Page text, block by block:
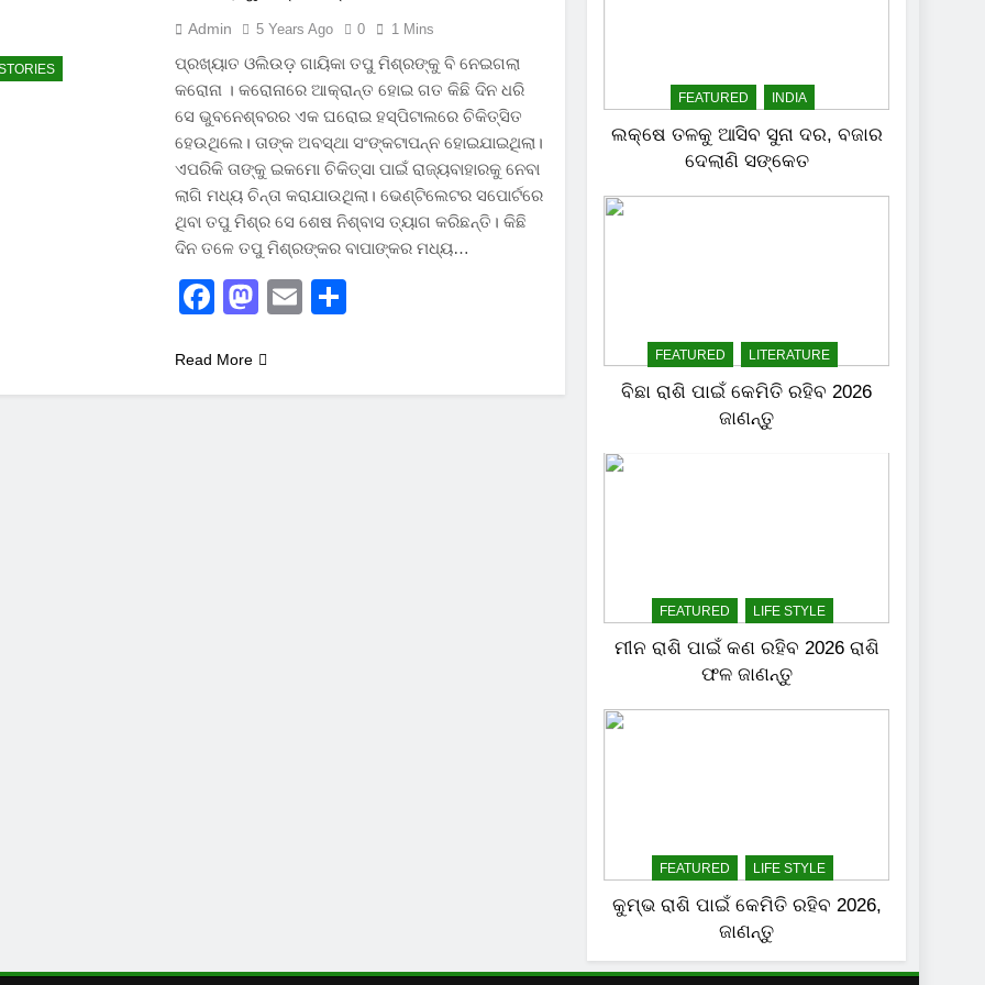
Admin 5 Years Ago 0 1 Mins
ପ୍ରଖ୍ୟାତ ଓଲିଉଡ଼ ଗାୟିକା ତପୁ ମିଶ୍ରଙ୍କୁ ବି ନେଇଗଲା
କରୋନା । କରୋନାରେ ଆକ୍ରାନ୍ତ ହୋଇ ଗତ କିଛି ଦିନ ଧରି
ସେ ଭୁବନେଶ୍ବରର ଏକ ଘରୋଇ ହସ୍ପିଟାଲରେ ଚିକିତ୍ସିତ
ହେଉଥିଲେ। ତାଙ୍କ ଅବସ୍ଥା ସଂଙ୍କଟାପନ୍ନ ହୋଇଯାଇଥିଲା।
ଏପରିକି ତାଙ୍କୁ ଇକମୋ ଚିକିତ୍ସା ପାଇଁ ରାଜ୍ୟବାହାରକୁ ନେବା
ଲାଗି ମଧ୍ୟ ଚିନ୍ତା କରାଯାଉଥିଲା। ଭେଣ୍ଟିଲେଟର ସପୋର୍ଟରେ
ଥିବା ତପୁ ମିଶ୍ର ସେ ଶେଷ ନିଶ୍ବାସ ତ୍ୟାଗ କରିଛନ୍ତି। କିଛି
ଦିନ ତଳେ ତପୁ ମିଶ୍ରଙ୍କର ବାପାଙ୍କର ମଧ୍ୟ…
Facebook
Mastodon
Email
Read More
FEATURED INDIA
ଲକ୍ଷେ ତଳକୁ ଆସିବ ସୁନା ଦର, ବଜାର
ଦେଲାଣି ସଙ୍କେତ
FEATURED LITERATURE
ବିଛା ରାଶି ପାଇଁ କେମିତି ରହିବ 2026
ଜାଣନ୍ତୁ
FEATURED LIFE STYLE
ମୀନ ରାଶି ପାଇଁ କଣ ରହିବ 2026 ରାଶି
ଫଳ ଜାଣନ୍ତୁ
FEATURED LIFE STYLE
କୁମ୍ଭ ରାଶି ପାଇଁ କେମିତି ରହିବ 2026,
ଜାଣନ୍ତୁ